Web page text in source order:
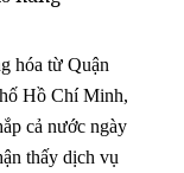
hóa từ Quận
Hồ Chí Minh,
cả nước ngày
thấy dịch vụ